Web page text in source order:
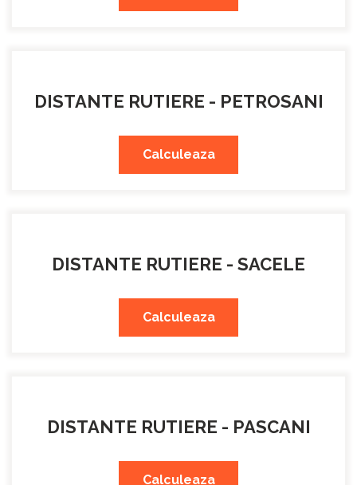
DISTANTE RUTIERE - PETROSANI
Calculeaza
DISTANTE RUTIERE - SACELE
Calculeaza
DISTANTE RUTIERE - PASCANI
Calculeaza